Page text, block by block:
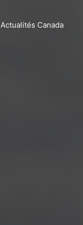
Actualités Canada